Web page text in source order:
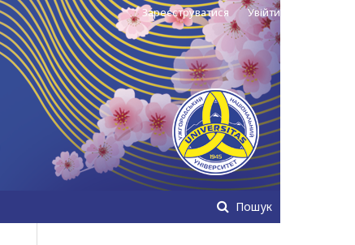
Пошук
Зареєструватися Увійти